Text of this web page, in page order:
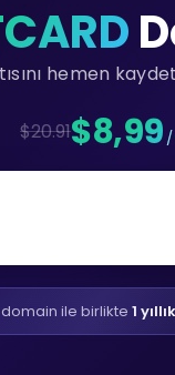
hemen
$20.91$8,99 /
ile birlikte 1